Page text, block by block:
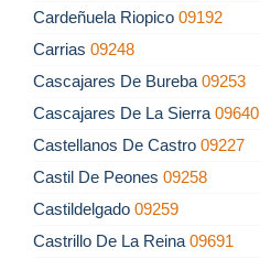
Cardeñuela Riopico 09192
Carrias 09248
Cascajares De Bureba 09253
Cascajares De La Sierra 09640
Castellanos De Castro 09227
Castil De Peones 09258
Castildelgado 09259
Castrillo De La Reina 09691